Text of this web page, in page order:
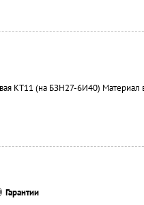
КТ11 (на БЗН27-6И40) Материал
Гарантии